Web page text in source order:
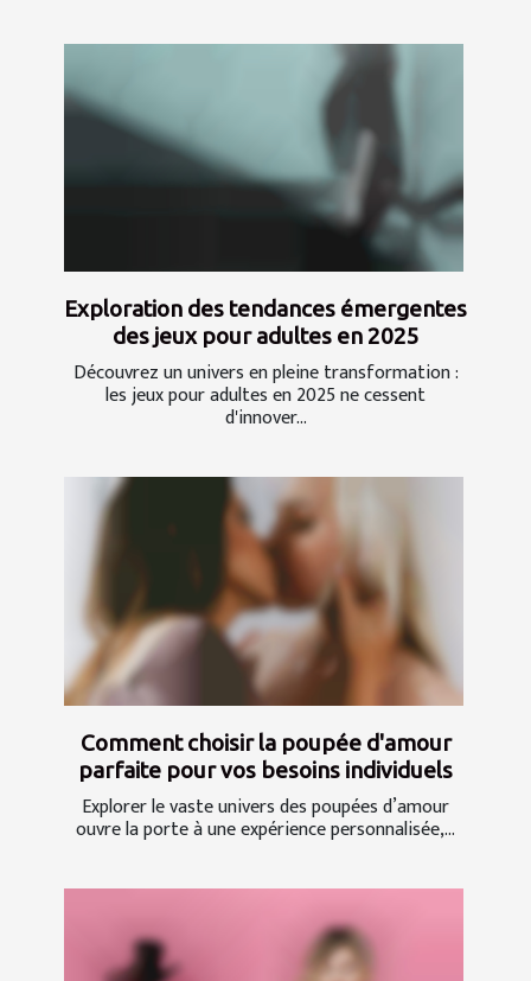
Exploration des tendances émergentes
des jeux pour adultes en 2025
Découvrez un univers en pleine transformation :
les jeux pour adultes en 2025 ne cessent
d'innover...
Comment choisir la poupée d'amour
parfaite pour vos besoins individuels
Explorer le vaste univers des poupées d’amour
ouvre la porte à une expérience personnalisée,...